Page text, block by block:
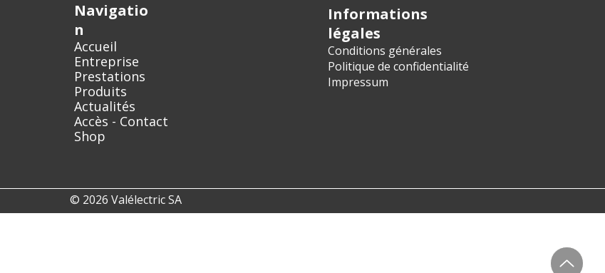
Navigatio
n
Accueil
Entreprise
Prestations
Produits
Actualités
Accès - Contact
Shop
Informations
légales
Conditions générales
Politique de confidentialité
Impressum
© 2026 Valélectric SA